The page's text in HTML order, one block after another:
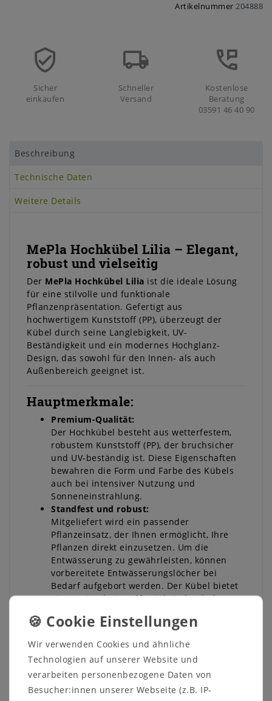
Artikelnummer 204888
Sicher
einkaufen
Schneller
Versand
Kostenlose
Beratung
03591 46 40 90
Beschreibung
Technische Daten
Weitere Details
MePla Hochkübel Lilia – Elegant,
robust und vielseitig
Der MePla Hochkübel Lilia ist die ideale Lösung
für eine stilvolle und funktionale
Pflanzenpräsentation. Gefertigt aus
hochwertigem Kunststoff (PP), überzeugt der
Kübel durch seine Langlebigkeit, UV-
Beständigkeit und ein modernes Hochglanz-
Design, das sowohl für den Innen- als auch
Außenbereich geeignet ist.
Hauptmerkmale:
Premium-Qualität:
Der Hochkübel besteht aus wetterfestem,
robustem Kunststoff (PP), der bruchsicher
und UV-beständig ist. Diese Eigenschaften
bewahren die Form und Farbe des Kübels
auch bei intensiver Nutzung und
Sonneneinstrahlung.
Standfest und robust:
Mitgeliefert wird ein passender
Pflanzeinsatz, der Ihnen ermöglicht, Ihre
Pflanzen direkt einzusetzen. Um die
Entwässerung zu gewährleisten, können
vorbereitete Entwässerungslöcher bei
Bedarf aufgebort werden. Der Kübel bietet
eine optimale Standfestigkeit durch das
Standfläche.
Für die Größen ø25, 30 und 40 cm ist ein
optionaler Bewässerungseinsatz erhältlich,
der eine langfristige Wasserversorgung
Ihrer Pflanzen sicherstellt. Der
Wir verwenden Cookies und ähnliche
Technologien auf unserer Website und
verarbeiten personenbezogene Daten von
Besucher:innen unserer Webseite (z.B. IP-